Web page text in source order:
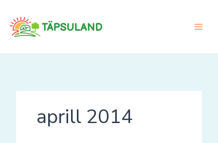
content
aprill 2014